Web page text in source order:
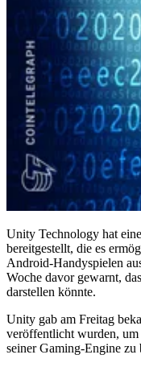
Unity Technology hat
bereitgestellt, die es
Android-Handyspielen
Woche davor gewarnt,
darstellen könnte.
Unity gab am Freitag
veröffentlicht wurden, um
seiner Gaming-Engine zu